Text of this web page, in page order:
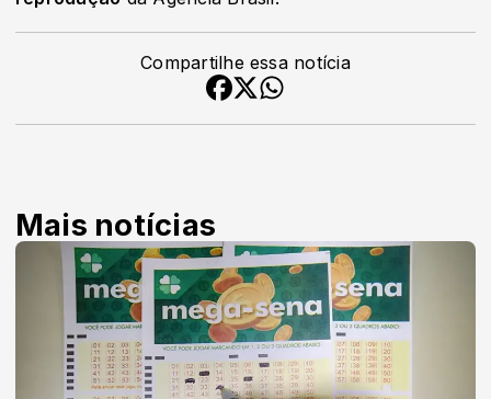
Compartilhe essa notícia
Mais notícias